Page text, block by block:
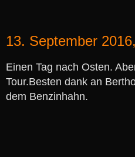
13. September
Einen Tag nach Osten.
Tour.Besten dank an
dem Benzinhahn.